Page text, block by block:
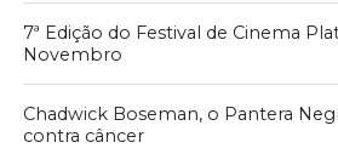
7ª Edição do Festival de Cinema
Novembro
Chadwick Boseman, o Pantera
contra câncer